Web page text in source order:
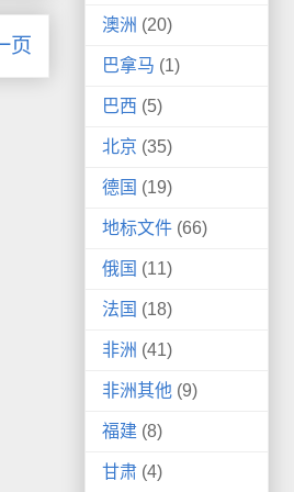
页
澳洲 (20)
巴拿马 (1)
巴西 (5)
北京 (35)
德国 (19)
地标文件 (66)
俄国 (11)
法国 (18)
非洲 (41)
非洲其他 (9)
福建 (8)
甘肃 (4)